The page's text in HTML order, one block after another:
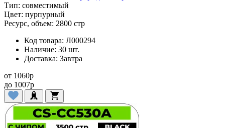
Тип: совместимый
Цвет: пурпурный
Ресурс, объем: 2800 стр
Код товара: Л000294
Наличие: 30 шт.
Доставка: Завтра
от 1060p
до 1007p